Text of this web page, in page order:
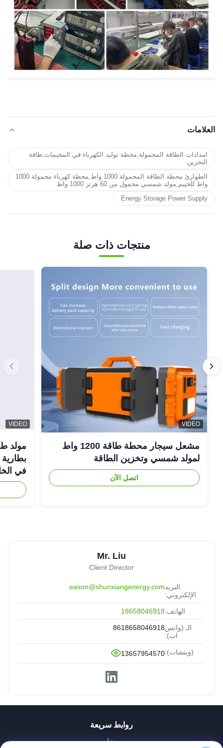
العلامات
امدادات الطاقة المحمولة,محطة توليد الكهرباء في المخيمات,طاقة
التخزين
الطوارئ محطة الطاقة المحمولة 1000 واط,محطة كهرباء محمولة 1000
واط للخييم,مولد شمسي محمول من 60 هرتز 1000 واط
Energy Storage Power Supply
منتجات ذات صلة
VIDEO
مشعل سيجار محطة طاقة 1200 واط
لمولد شمسي وتخزين الطاقة
اتصل الآن
VIDEO
في
Mr. Liu
Client Director
البريد
الإلكتروني:
eason@shunxiangenergy.com
الهاتف:18658046918
الـ (واتس
اب):
8618658046918
(ويتشات):13657954570
روابط سريعة
منزل